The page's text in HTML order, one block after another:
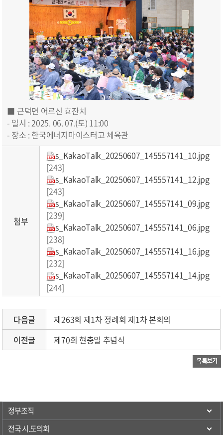
■ 근덕면 어르신 효잔치
- 일시 : 2025. 06. 07.(토) 11:00
- 장소 : 한국에너지마이스터고 체육관
첨부
s_KakaoTalk_20250607_145557141_10.jpg
[243]
s_KakaoTalk_20250607_145557141_12.jpg
[243]
s_KakaoTalk_20250607_145557141_09.jpg
[239]
s_KakaoTalk_20250607_145557141_06.jpg
[238]
s_KakaoTalk_20250607_145557141_16.jpg
[232]
s_KakaoTalk_20250607_145557141_14.jpg
[244]
다음글
제263회 제1차 정례회 제1차 본회의
이전글
제70회 현충일 추념식
정부조직
전국 시.도의회